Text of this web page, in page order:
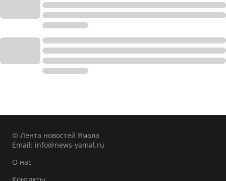
© Лента новостей Ямала
Email: info@news-yamal.ru
О нас